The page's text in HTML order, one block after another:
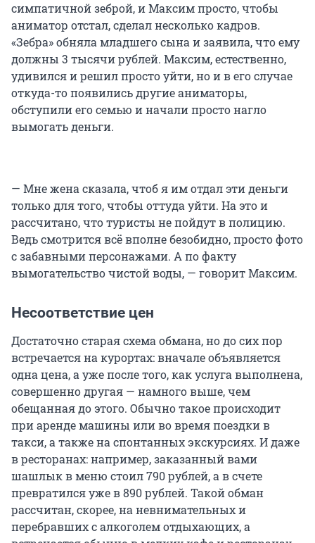
симпатичной зеброй, и Максим просто, чтобы
аниматор отстал, сделал несколько кадров.
«Зебра» обняла младшего сына и заявила, что ему
должны 3 тысячи рублей. Максим, естественно,
удивился и решил просто уйти, но и в его случае
откуда-то появились другие аниматоры,
обступили его семью и начали просто нагло
вымогать деньги.
— Мне жена сказала, чтоб я им отдал эти деньги
только для того, чтобы оттуда уйти. На это и
рассчитано, что туристы не пойдут в полицию.
Ведь смотрится всё вполне безобидно, просто фото
с забавными персонажами. А по факту
вымогательство чистой воды, — говорит Максим.
Несоответствие цен
Достаточно старая схема обмана, но до сих пор
встречается на курортах: вначале объявляется
одна цена, а уже после того, как услуга выполнена,
совершенно другая — намного выше, чем
обещанная до этого. Обычно такое происходит
при аренде машины или во время поездки в
такси, а также на спонтанных экскурсиях. И даже
в ресторанах: например, заказанный вами
шашлык в меню стоил 790 рублей, а в счете
превратился уже в 890 рублей. Такой обман
рассчитан, скорее, на невнимательных и
перебравших с алкоголем отдыхающих, а